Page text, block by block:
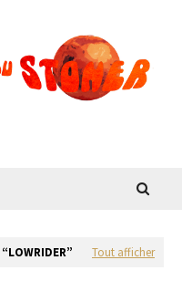
LOWRIDER Tout afficher